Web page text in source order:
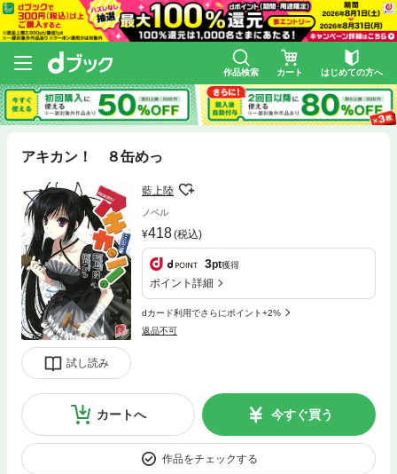
作品検索 カート はじめての方へ
アキカン！ ８缶めっ
試し読み
藍上陸
ノベル
418(税込)
3pt獲得
ポイント詳細
dカード利用でさらにポイント+2%
返品不可
カートへ 今すぐ買う
作品をチェックする